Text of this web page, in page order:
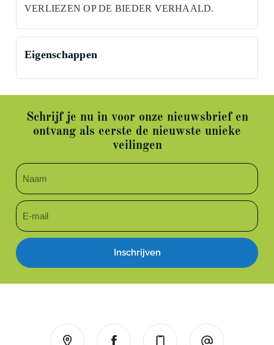
VERLIEZEN OP DE BIEDER VERHAALD.
Eigenschappen
Schrijf je nu in voor onze nieuwsbrief en
ontvang als eerste de nieuwste unieke
veilingen
Inschrijven